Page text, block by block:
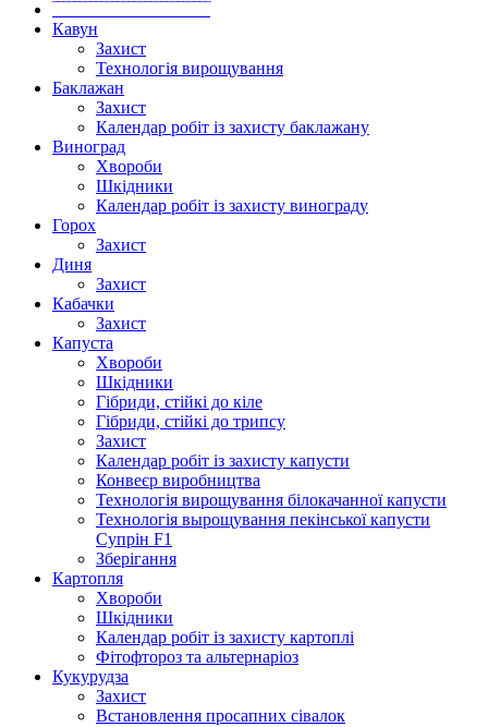
Кавун
Захист
Технологія вирощування
Баклажан
Захист
Календар робіт із захисту баклажану
Виноград
Хвороби
Шкідники
Календар робіт із захисту винограду
Горох
Захист
Диня
Захист
Кабачки
Захист
Капуста
Хвороби
Шкідники
Гібриди, стійкі до кіле
Гібриди, стійкі до трипсу
Захист
Календар робіт із захисту капусти
Конвеєр виробництва
Технологія вирощування білокачанної капусти
Технологія вырощування пекінської капусти
Супрін F1
Зберігання
Картопля
Хвороби
Шкідники
Календар робіт із захисту картоплі
Фітофтороз та альтернаріоз
Кукурудза
Захист
Встановлення просапних сівалок